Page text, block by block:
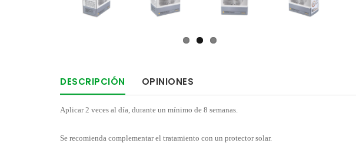
DESCRIPCIÓN OPINIONES
Aplicar 2 veces al día, durante un mínimo de 8 semanas.
Se recomienda complementar el tratamiento con un protector solar.